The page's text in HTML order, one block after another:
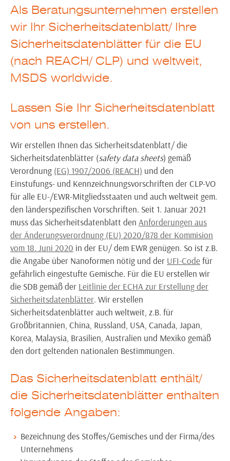
Informationen zum REACH-IUCLID-Seminar
Sachkundelehrgang nach § 11 der ChemVerbotsV
16. bis 18. Juni 2026
Unfälle vermeiden: HAZOP/ LOPA/ Human Factors/ Funktionale
Sicherheit-Seminar
Termin wird in Kürze für 2026 bekannt gegeben.
Als Beratungsunternehmen erstellen
wir Ihr Sicherheitsdatenblatt/ Ihre
Sicherheitsdatenblätter für die EU
(nach REACH/ CLP) und weltweit,
MSDS worldwide.
Lassen Sie Ihr Sicherheitsdatenblatt
von uns erstellen.
Wir erstellen Ihnen das Sicherheitsdatenblatt/ die
Sicherheitsdatenblätter (safety data sheets) gemäß
Verordnung (EG) 1907/2006 (REACH) und den
Einstufungs- und Kennzeichnungsvorschriften der CLP-VO
für alle EU-/EWR-Mitgliedsstaaten und auch weltweit gem.
den länderspezifischen Vorschriften. Seit 1. Januar 2021
muss das Sicherheitsdatenblatt den Anforderungen aus
der Änderungsverordnung (EU) 2020/878 der Kommision
vom 18. Juni 2020 in der EU/ dem EWR genügen. So ist z.B.
die Angabe über Nanoformen nötig und der UFI-Code für
gefährlich eingestufte Gemische. Für die EU erstellen wir
die SDB gemäß der Leitlinie der ECHA zur Erstellung der
Sicherheitsdatenblätter. Wir erstellen
Sicherheitsdatenblätter auch weltweit, z.B. für
Großbritannien, China, Russland, USA, Canada, Japan,
Korea, Malaysia, Brasilien, Australien und Mexiko gemäß
den dort geltenden nationalen Bestimmungen.
Das Sicherheitsdatenblatt enthält/
die Sicherheitsdatenblätter enthalten
folgende Angaben:
Bezeichnung des Stoffes/Gemisches und der Firma/des
Unternehmens